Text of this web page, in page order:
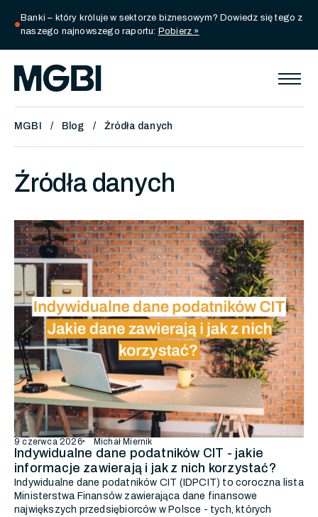
circle
Banki – który króluje w sektorze biznesowym? Dowiedz się tego z
naszego najnowszego raportu: Pobierz »
MGBI Blog Źródła danych
Źródła danych
9 czerwca 2026 Michał Miernik
Indywidualne dane podatników CIT - jakie
informacje zawierają i jak z nich korzystać?
Indywidualne dane podatników CIT (IDPCIT) to coroczna lista
Ministerstwa Finansów zawierająca dane finansowe
największych przedsiębiorców w Polsce - tych, których